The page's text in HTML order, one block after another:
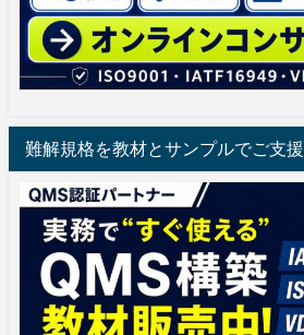
難解規格を教材とサンプルでご支援